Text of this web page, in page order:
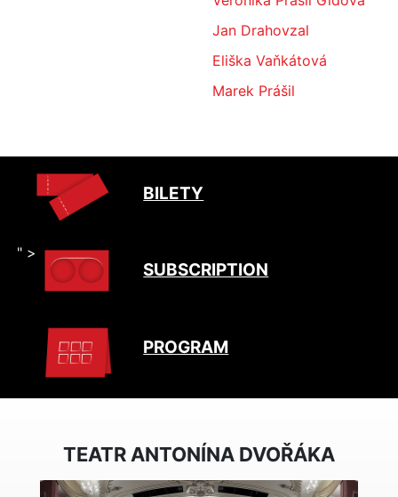
Jan Drahovzal
Eliška Vaňkátová
Marek Prášil
BILETY
" >
SUBSCRIPTION
PROGRAM
TEATR ANTONÍNA DVOŘÁKA